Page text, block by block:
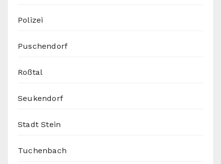
Polizei
Puschendorf
Roßtal
Seukendorf
Stadt Stein
Tuchenbach